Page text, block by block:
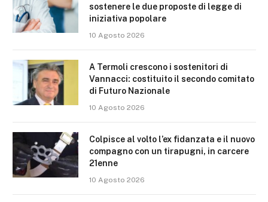
sostenere le due proposte di legge di
iniziativa popolare
10 Agosto 2026
A Termoli crescono i sostenitori di
Vannacci: costituito il secondo comitato
di Futuro Nazionale
10 Agosto 2026
Colpisce al volto l’ex fidanzata e il nuovo
compagno con un tirapugni, in carcere
21enne
10 Agosto 2026